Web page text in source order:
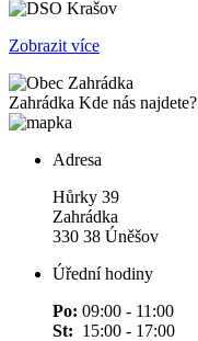
Zobrazit více
Zahrádka Kde nás najdete?
Adresa
Hůrky 39
Zahrádka
330 38 Úněšov
Úřední hodiny
Po: 09:00 - 11:00
St: 15:00 - 17:00